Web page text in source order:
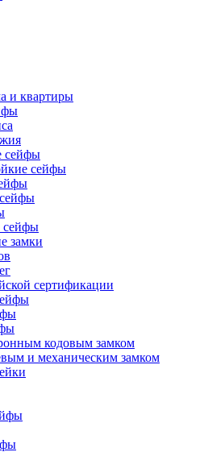
и квартиры
сейфы
сейфы
сейфы
замки
сертификации
кодовым замком
и механическим замком